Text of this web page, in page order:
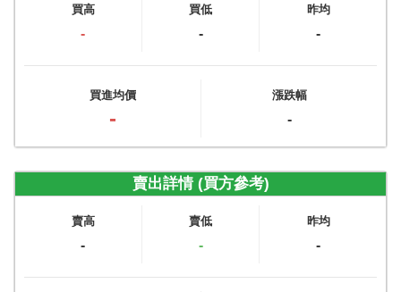
買高
-
買低
-
昨均
-
買進均價
-
漲跌幅
-
賣出詳情 (買方參考)
賣高
-
賣低
-
昨均
-